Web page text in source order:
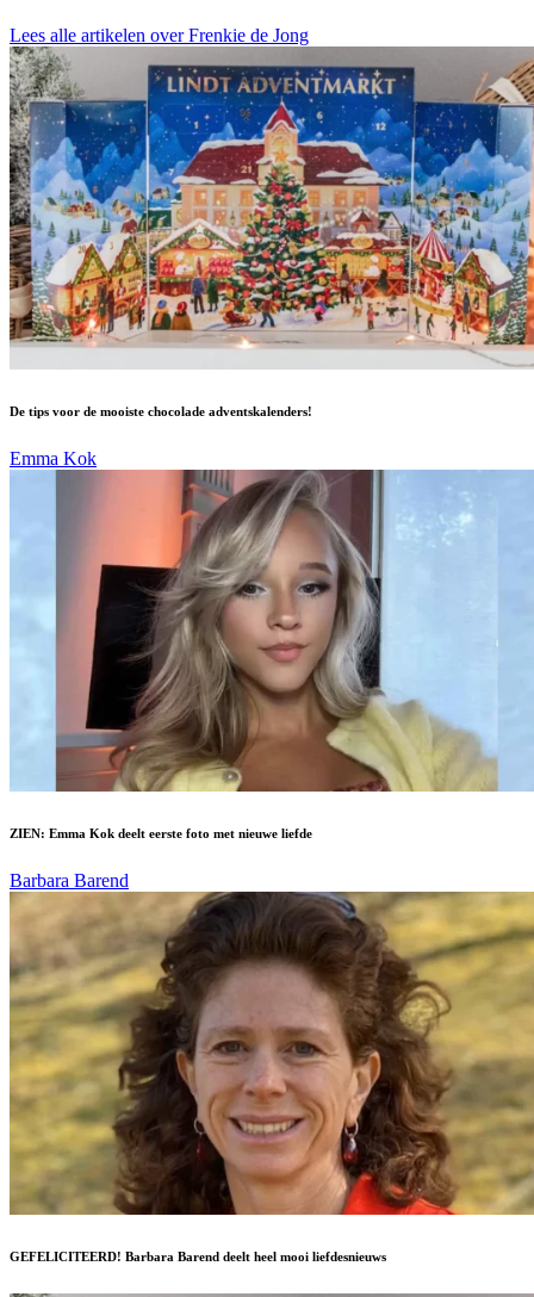
Lees alle artikelen over Frenkie de Jong
De tips voor de mooiste chocolade adventskalenders!
Emma Kok
ZIEN: Emma Kok deelt eerste foto met nieuwe liefde
Barbara Barend
GEFELICITEERD! Barbara Barend deelt heel mooi liefdesnieuws